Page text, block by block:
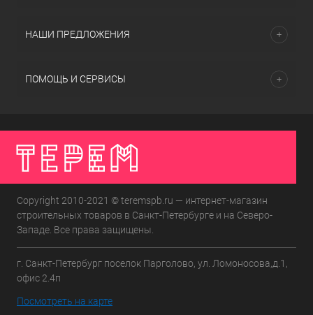
НАШИ ПРЕДЛОЖЕНИЯ
ПОМОЩЬ И СЕРВИСЫ
Copyright 2010-2021 © teremspb.ru — интернет-магазин
строительных товаров в Санкт-Петербурге и на Северо-
Западе. Все права защищены.
г. Санкт-Петербург поселок Парголово, ул. Ломоносова,д.1,
офис 2.4п
Посмотреть на карте